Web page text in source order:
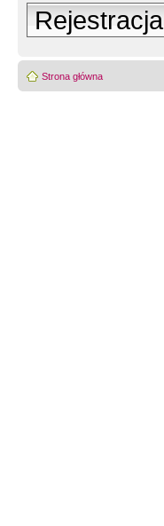
Rejestracja
Strona główna